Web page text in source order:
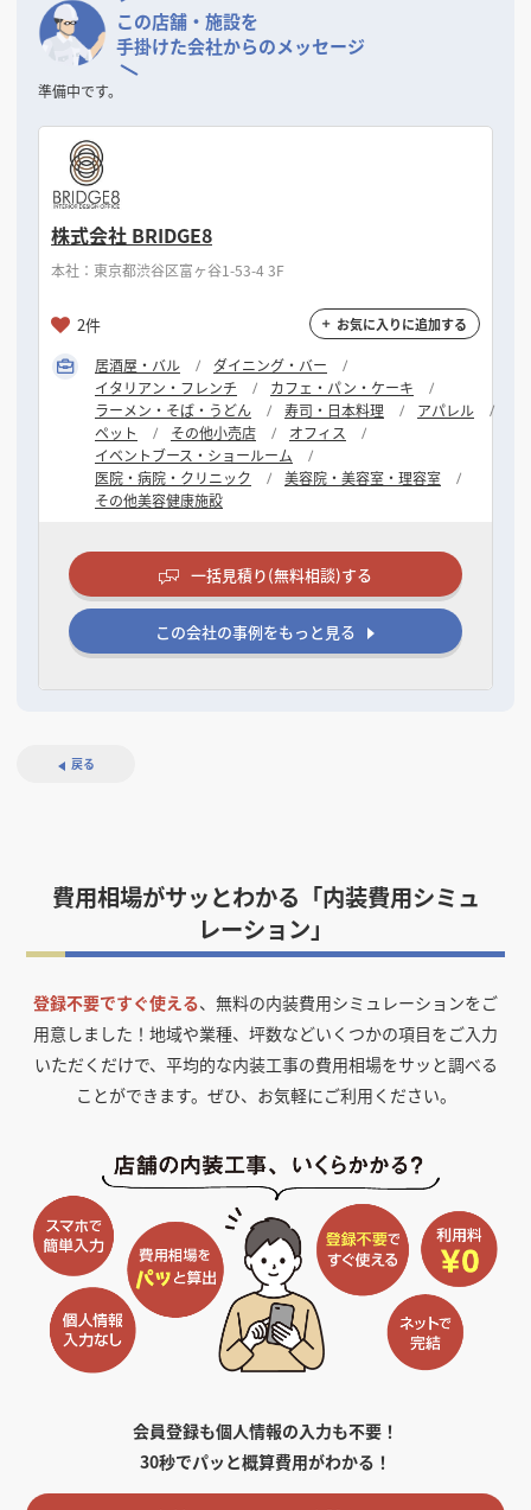
この店舗・施設を
手掛けた会社からのメッセージ
準備中です。
株式会社 BRIDGE8
本社：東京都渋谷区富ヶ谷1-53-4 3F
2件 お気に入りに追加する
居酒屋・バル
ダイニング・バー
イタリアン・フレンチ
カフェ・パン・ケーキ
ラーメン・そば・うどん
寿司・日本料理
アパレル
ペット
その他小売店
オフィス
イベントブース・ショールーム
医院・病院・クリニック
美容院・美容室・理容室
その他美容健康施設
一括見積り(無料相談)する
この会社の事例をもっと見る
戻る
費用相場がサッとわかる「内装費用シミュ
レーション」
登録不要ですぐ使える、無料の内装費用シミュレーションをご
用意しました！ 地域や業種、坪数などいくつかの項目をご入力
いただくだけで、平均的な内装工事の費用相場をサッと調べる
ことができます。ぜひ、お気軽にご利用ください。
会員登録も個人情報の入力も不要！
30秒でパッと概算費用がわかる！